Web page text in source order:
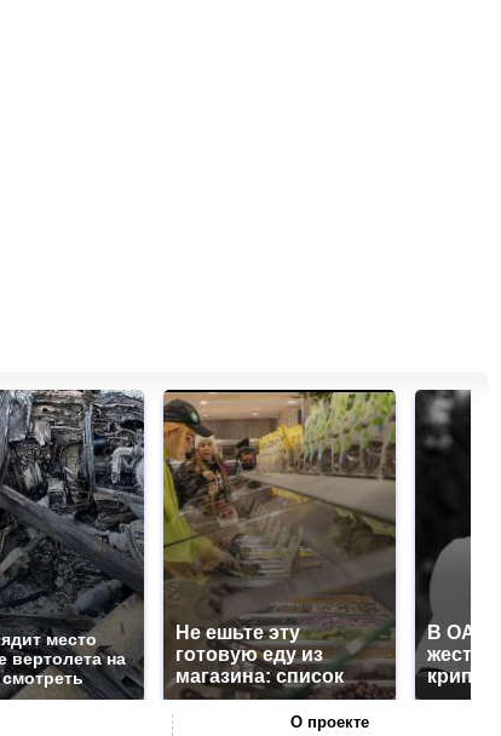
место
вертолета на
Не ешьте эту
готовую еду из
магазина: список
В ОАЭ
О проекте